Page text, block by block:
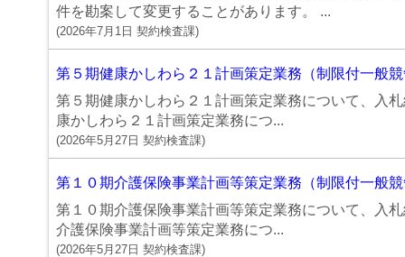
件を勘案して変更することがあります。 ...
(2026年7月1日 契約検査課)
第５期健康かしわら２１計画策定業務（制限付一般
第５期健康かしわら２１計画策定業務について、入
康かしわら２１計画策定業務につ...
(2026年5月27日 契約検査課)
第１０期介護保険事業計画等策定業務（制限付一般
第１０期介護保険事業計画等策定業務について、入
介護保険事業計画等策定業務につ...
(2026年5月27日 契約検査課)